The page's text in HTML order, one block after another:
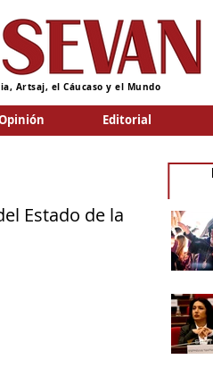
Artsaj, el Cáucaso y el Mundo
Editorial
Estado de la